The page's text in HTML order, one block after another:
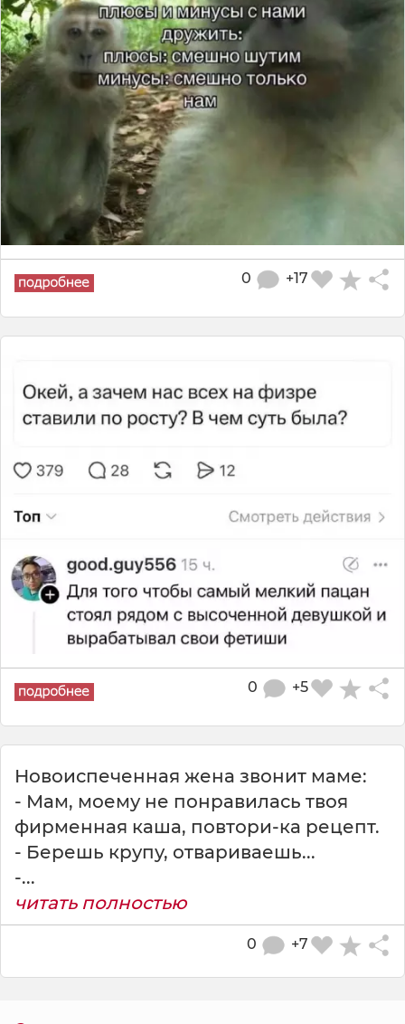
+17
0
+5
0
Новоиспеченная жена звонит маме:
- Мам, моему не понравилась твоя
фирменная каша, повтори-ка рецепт.
- Берешь крупу, отвариваешь...
-...
читать полностью
+7
0